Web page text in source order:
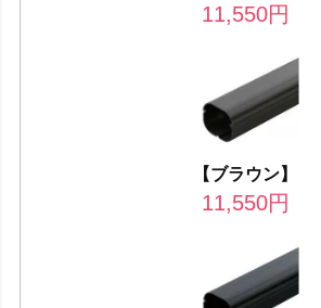
11,550円
【ブラウン】
11,550円